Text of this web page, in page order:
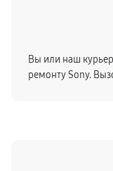
Вы или наш
ремонту Sony.